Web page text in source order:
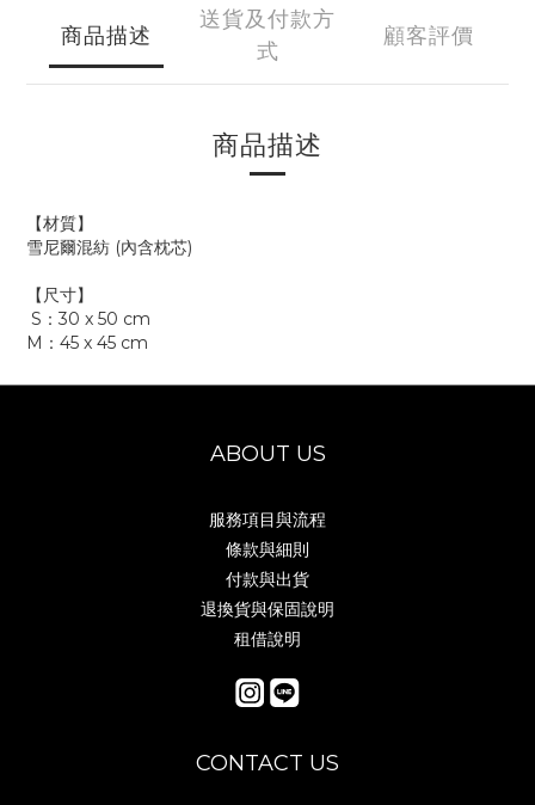
商品描述
送貨及付款方
式
顧客評價
商品描述
【材質】
雪尼爾混紡 (內含枕芯)
【尺寸】
S：30 x 50 cm
M：45 x 45 cm
ABOUT US
服務項目與流程
條款與細則
付款與出貨
退換貨與保固說明
租借說明
CONTACT US